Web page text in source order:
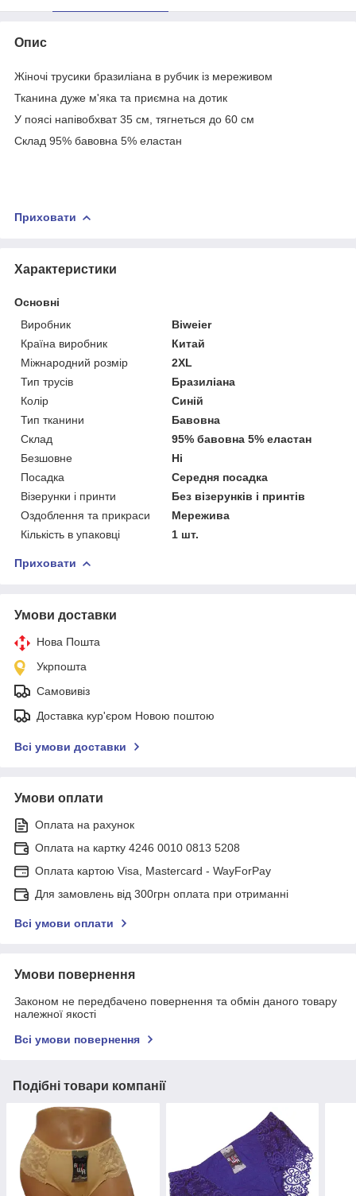
Опис
Жіночі трусики бразиліана в рубчик із мереживом
Тканина дуже м'яка та приємна на дотик
У поясі напівобхват 35 см, тягнеться до 60 см
Склад 95% бавовна 5% еластан
Приховати
Характеристики
Основні
Виробник
Biweier
Країна виробник
Китай
Міжнародний розмір
2XL
Тип трусів
Бразиліана
Колір
Синій
Тип тканини
Бавовна
Склад
95% бавовна 5% еластан
Безшовне
Ні
Посадка
Середня посадка
Візерунки і принти
Без візерунків і принтів
Оздоблення та прикраси
Мережива
Кількість в упаковці
1 шт.
Приховати
Умови доставки
Нова Пошта
Укрпошта
Самовивіз
Доставка кур'єром Новою поштою
Всі умови доставки
Умови оплати
Оплата на рахунок
Оплата на картку 4246 0010 0813 5208
Оплата картою Visa, Mastercard - WayForPay
Для замовлень від 300грн оплата при отриманні
Всі умови оплати
Умови повернення
Законом не передбачено повернення та обмін даного товару
належної якості
Всі умови повернення
Подібні товари компанії